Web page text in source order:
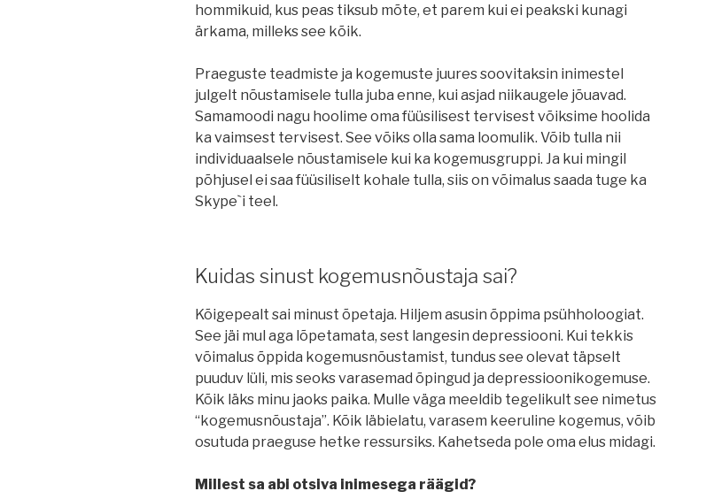
hommikuid, kus peas tiksub mõte, et parem kui ei peakski kunagi
ärkama, milleks see kõik.
Praeguste teadmiste ja kogemuste juures soovitaksin inimestel
julgelt nõustamisele tulla juba enne, kui asjad niikaugele jõuavad.
Samamoodi nagu hoolime oma füüsilisest tervisest võiksime hoolida
ka vaimsest tervisest. See võiks olla sama loomulik. Võib tulla nii
individuaalsele nõustamisele kui ka kogemusgruppi. Ja kui mingil
põhjusel ei saa füüsiliselt kohale tulla, siis on võimalus saada tuge ka
Skype`i teel.
Kuidas sinust kogemusnõustaja sai?
Kõigepealt sai minust õpetaja. Hiljem asusin õppima psühholoogiat.
See jäi mul aga lõpetamata, sest langesin depressiooni. Kui tekkis
võimalus õppida kogemusnõustamist, tundus see olevat täpselt
puuduv lüli, mis seoks varasemad õpingud ja depressioonikogemuse.
Kõik läks minu jaoks paika. Mulle väga meeldib tegelikult see nimetus
“kogemusnõustaja”. Kõik läbielatu, varasem keeruline kogemus, võib
osutuda praeguse hetke ressursiks. Kahetseda pole oma elus midagi.
Millest sa abi otsiva inimesega räägid?